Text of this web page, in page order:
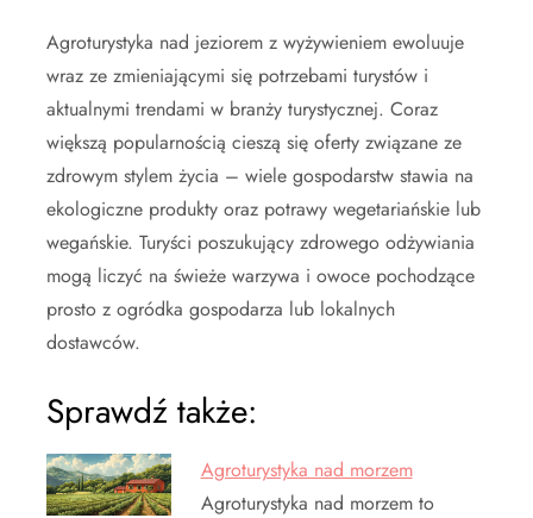
Agroturystyka nad jeziorem z wyżywieniem ewoluuje
wraz ze zmieniającymi się potrzebami turystów i
aktualnymi trendami w branży turystycznej. Coraz
większą popularnością cieszą się oferty związane ze
zdrowym stylem życia – wiele gospodarstw stawia na
ekologiczne produkty oraz potrawy wegetariańskie lub
wegańskie. Turyści poszukujący zdrowego odżywiania
mogą liczyć na świeże warzywa i owoce pochodzące
prosto z ogródka gospodarza lub lokalnych
dostawców.
Sprawdź także:
Agroturystyka nad morzem
Agroturystyka nad morzem to